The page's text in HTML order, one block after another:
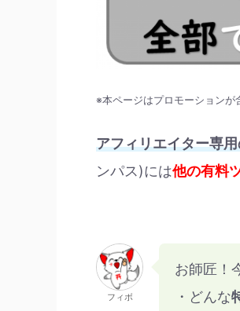
※本ページはプロモーションが
アフィリエイター専
ンパス)には他の有料
フィボ
お師匠！
・どんな